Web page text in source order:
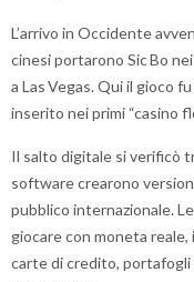
L’arrivo in Occidente
cinesi portarono Sic Bo
a Las Vegas. Qui il gioco
inserito nei primi “casino
Il salto digitale si verificò
software crearono
pubblico internazionale.
giocare con moneta
carte di credito,